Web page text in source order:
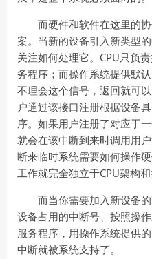
而硬件和软件在这里的
案。当新的设备引入新类型
关注如何处理它。CPU只负
务程序；而操作系统提供默
不理会这个信号，返回就可
户通过该接口注册根据设备
序。如果用户注册了对应于
就会在该中断到来时调用用
断来临时系统需要如何操作
工作就完全独立于CPU架构和
而当你需要加入新设备
设备占用的中断号、按照操
服务程序，用操作系统提供
中断就被系统支持了。